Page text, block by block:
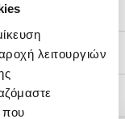
λειτουργιών
που